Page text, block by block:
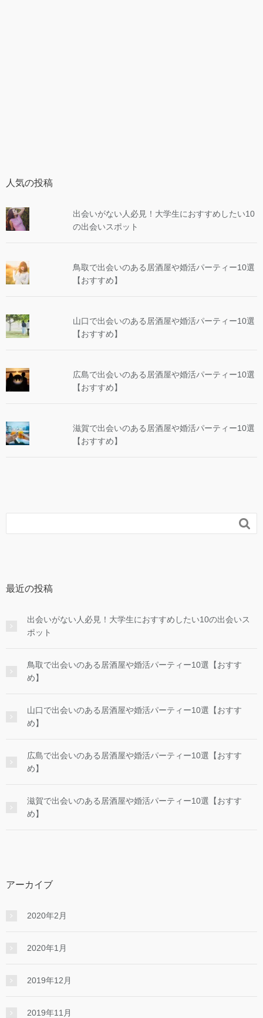
人気の投稿
出会いがない人必見！大学生におすすめしたい10
の出会いスポット
鳥取で出会いのある居酒屋や婚活パーティー10選
【おすすめ】
山口で出会いのある居酒屋や婚活パーティー10選
【おすすめ】
広島で出会いのある居酒屋や婚活パーティー10選
【おすすめ】
滋賀で出会いのある居酒屋や婚活パーティー10選
【おすすめ】

最近の投稿
出会いがない人必見！大学生におすすめしたい10の出会いス
ポット
鳥取で出会いのある居酒屋や婚活パーティー10選【おすす
め】
山口で出会いのある居酒屋や婚活パーティー10選【おすす
め】
広島で出会いのある居酒屋や婚活パーティー10選【おすす
め】
滋賀で出会いのある居酒屋や婚活パーティー10選【おすす
め】
アーカイブ
2020年2月
2020年1月
2019年12月
2019年11月